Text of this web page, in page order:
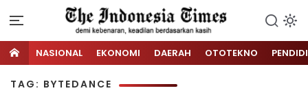
NASIONAL EKONOMI DAERAH OTOTEKNO
TAG: BYTEDANCE